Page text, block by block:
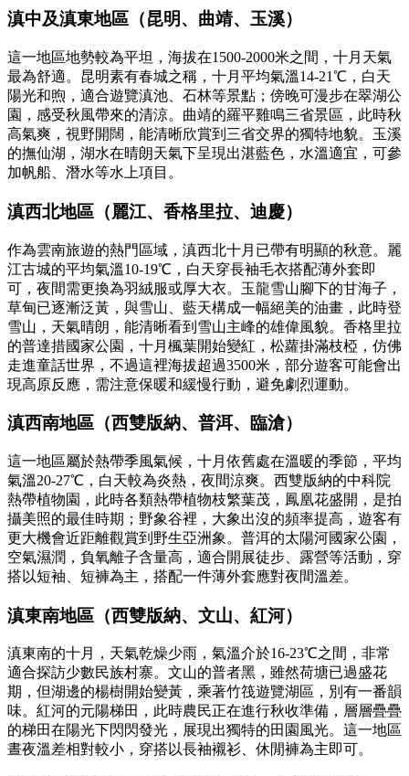
滇中及滇東地區（昆明、曲靖、玉溪）
這一地區地勢較為平坦，海拔在1500-2000米之間，十月天氣
最為舒適。昆明素有春城之稱，十月平均氣溫14-21℃，白天
陽光和煦，適合遊覽滇池、石林等景點；傍晚可漫步在翠湖公
園，感受秋風帶來的清涼。曲靖的羅平雞鳴三省景區，此時秋
高氣爽，視野開闊，能清晰欣賞到三省交界的獨特地貌。玉溪
的撫仙湖，湖水在晴朗天氣下呈現出湛藍色，水溫適宜，可參
加帆船、潛水等水上項目。
滇西北地區（麗江、香格里拉、迪慶）
作為雲南旅遊的熱門區域，滇西北十月已帶有明顯的秋意。麗
江古城的平均氣溫10-19℃，白天穿長袖毛衣搭配薄外套即
可，夜間需更換為羽絨服或厚大衣。玉龍雪山腳下的甘海子，
草甸已逐漸泛黃，與雪山、藍天構成一幅絕美的油畫，此時登
雪山，天氣晴朗，能清晰看到雪山主峰的雄偉風貌。香格里拉
的普達措國家公園，十月楓葉開始變紅，松蘿掛滿枝椏，仿佛
走進童話世界，不過這裡海拔超過3500米，部分遊客可能會出
現高原反應，需注意保暖和緩慢行動，避免劇烈運動。
滇西南地區（西雙版納、普洱、臨滄）
這一地區屬於熱帶季風氣候，十月依舊處在溫暖的季節，平均
氣溫20-27℃，白天較為炎熱，夜間涼爽。西雙版納的中科院
熱帶植物園，此時各類熱帶植物枝繁葉茂，鳳凰花盛開，是拍
攝美照的最佳時期；野象谷裡，大象出沒的頻率提高，遊客有
更大機會近距離觀賞到野生亞洲象。普洱的太陽河國家公園，
空氣濕潤，負氧離子含量高，適合開展徒步、露營等活動，穿
搭以短袖、短褲為主，搭配一件薄外套應對夜間溫差。
滇東南地區（西雙版納、文山、紅河）
滇東南的十月，天氣乾燥少雨，氣溫介於16-23℃之間，非常
適合探訪少數民族村寨。文山的普者黑，雖然荷塘已過盛花
期，但湖邊的楊樹開始變黃，乘著竹筏遊覽湖區，別有一番韻
味。紅河的元陽梯田，此時農民正在進行秋收準備，層層疊疊
的梯田在陽光下閃閃發光，展現出獨特的田園風光。這一地區
晝夜溫差相對較小，穿搭以長袖襯衫、休閒褲為主即可。